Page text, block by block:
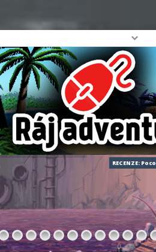
Registrace
Přihlášení
Profil
Home
O projektu
Katalog her
RECENZE: Poco